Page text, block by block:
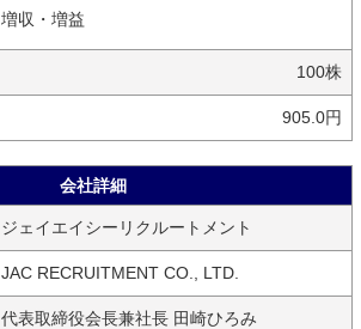
増収・増益
100株
905.0円
会社詳細
ジェイエイシーリクルートメント
JAC RECRUITMENT CO., LTD.
代表取締役会長兼社長 田崎ひろみ